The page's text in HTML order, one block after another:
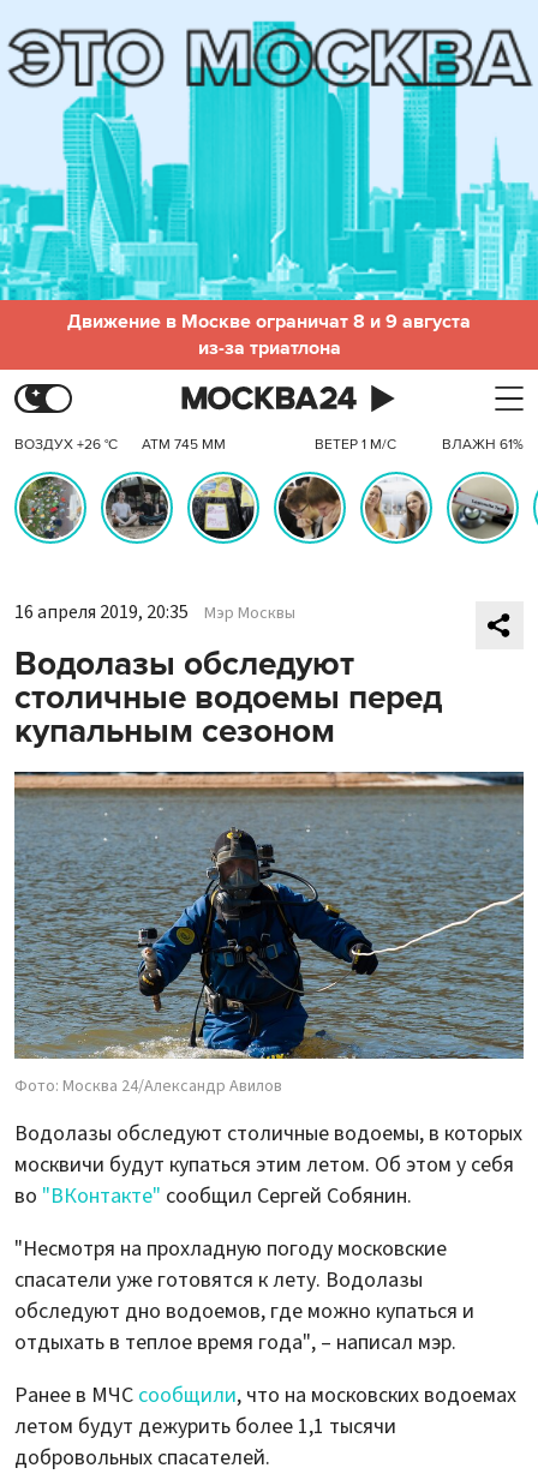
Движение в Москве ограничат 8 и 9 августа
из-за триатлона
ВОЗДУХ +26 °C АТМ 745 ММ ВЕТЕР 1 М/С ВЛАЖН 61%
16 апреля 2019, 20:35 Мэр Москвы
Водолазы обследуют
столичные водоемы перед
купальным сезоном
Фото: Москва 24/Александр Авилов
Водолазы обследуют столичные водоемы, в которых
москвичи будут купаться этим летом. Об этом у себя
во "ВКонтакте" сообщил Сергей Собянин.
"Несмотря на прохладную погоду московские
спасатели уже готовятся к лету. Водолазы
обследуют дно водоемов, где можно купаться и
отдыхать в теплое время года", – написал мэр.
Ранее в МЧС сообщили, что на московских водоемах
летом будут дежурить более 1,1 тысячи
добровольных спасателей.